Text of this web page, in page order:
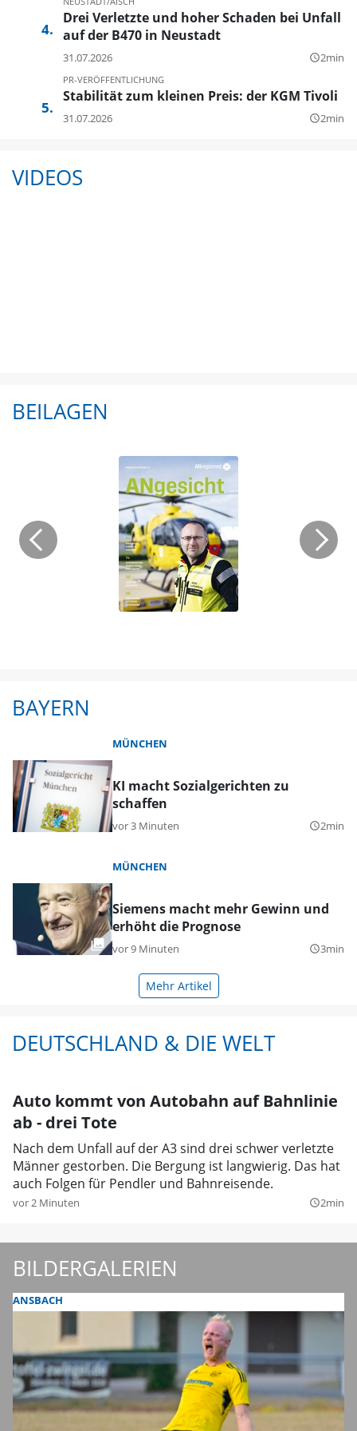
Drei Verletzte und hoher Schaden bei Unfall
auf der B470 in Neustadt
31.07.2026 query_builder2min
PR-VERÖFFENTLICHUNG
Stabilität zum kleinen Preis: der KGM Tivoli
31.07.2026 query_builder2min
VIDEOS
BEILAGEN
BAYERN
MÜNCHEN
KI macht Sozialgerichten zu
schaffen
vor 3 Minuten query_builder2min
MÜNCHEN
Siemens macht mehr Gewinn und
erhöht die Prognose
vor 9 Minuten query_builder3min
Mehr Artikel
DEUTSCHLAND & DIE WELT
Auto kommt von Autobahn auf Bahnlinie
ab - drei Tote
Nach dem Unfall auf der A3 sind drei schwer verletzte
Männer gestorben. Die Bergung ist langwierig. Das hat
auch Folgen für Pendler und Bahnreisende.
vor 2 Minuten query_builder2min
BILDERGALERIEN
ANSBACH